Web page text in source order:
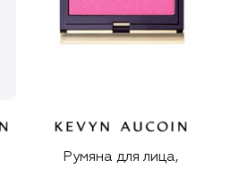
Румяна для лица,